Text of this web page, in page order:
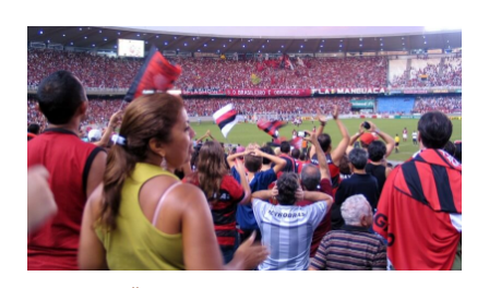
Dans les tribunes du Maracana à Rio de Janeiro © Julien
Monnerie